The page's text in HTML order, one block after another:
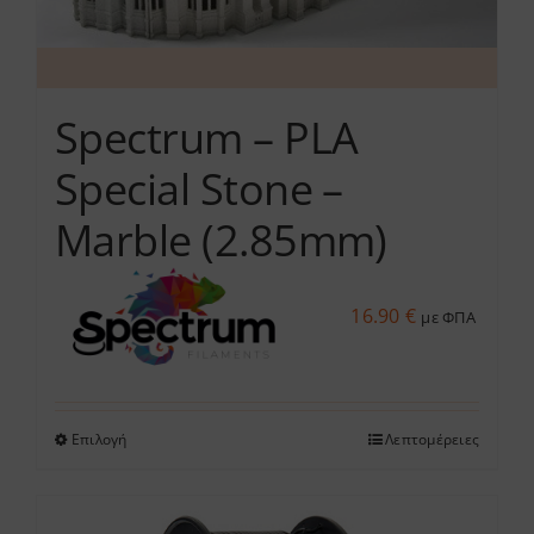
προϊόντος
Spectrum – PLA
Special Stone –
Marble (2.85mm)
16.90 € με ΦΠΑ
Επιλογή Λεπτομέρειες